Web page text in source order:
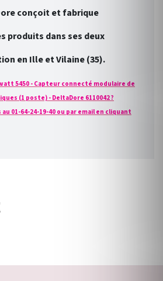
conçoit et fabrique
produits dans ses deux
en Ille et Vilaine (35).
5450 - Capteur connecté modulaire de
(1 poste) - DeltaDore 6110042 ?
01-64-24-19-40 ou par email en cliquant